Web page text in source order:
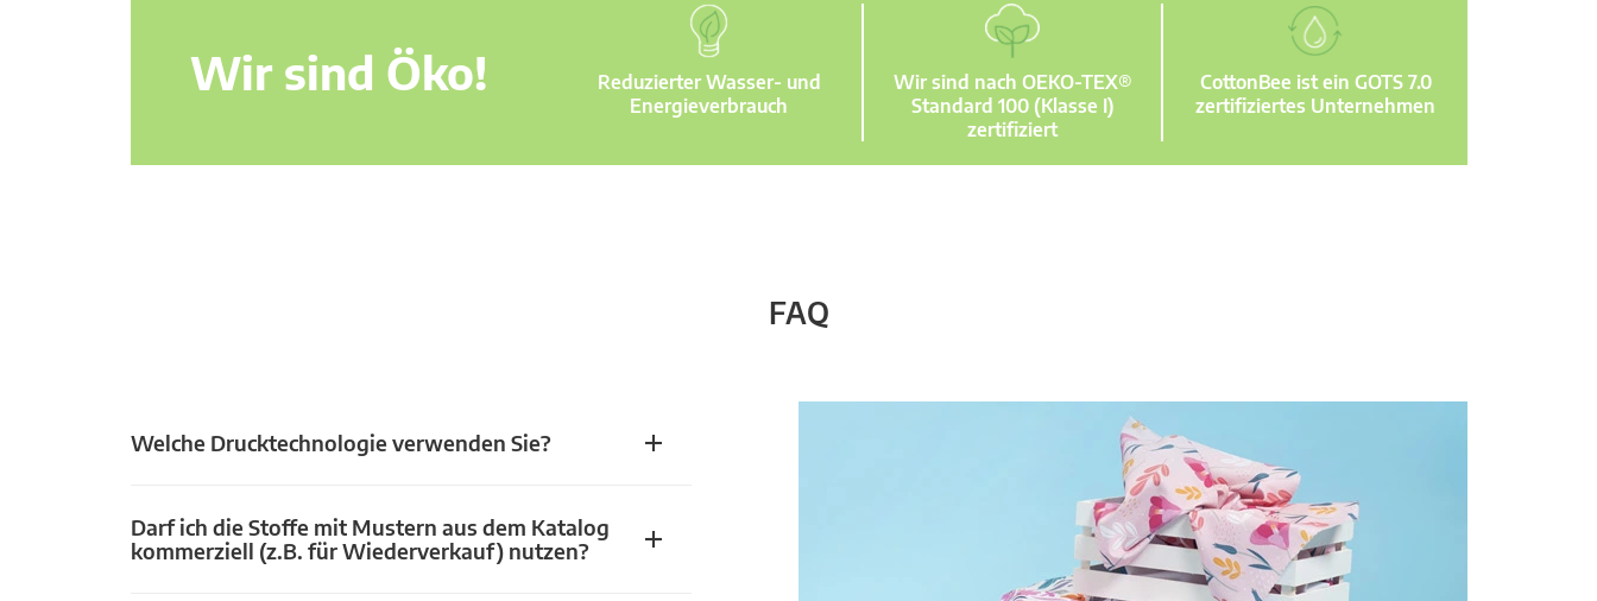
Wir sind Öko!
Reduzierter Wasser- und
Energieverbrauch
Wir sind nach OEKO-TEX®
Standard 100 (Klasse I)
zertifiziert
CottonBee ist ein GOTS 7.0
zertifiziertes Unternehmen
FAQ
Welche Drucktechnologie verwenden Sie?
Darf ich die Stoffe mit Mustern aus dem Katalog
kommerziell (z.B. für Wiederverkauf) nutzen?